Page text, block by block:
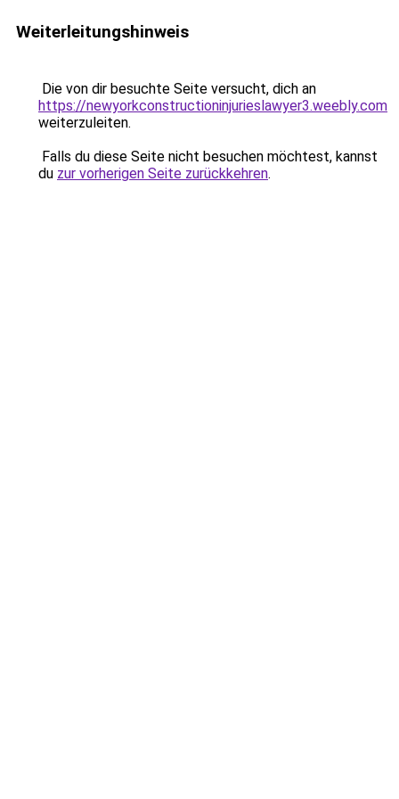
Weiterleitungshinweis
Die von dir besuchte Seite versucht, dich an
https://newyorkconstructioninjurieslawyer3.weebly.com
weiterzuleiten.
Falls du diese Seite nicht besuchen möchtest, kannst
du zur vorherigen Seite zurückkehren.